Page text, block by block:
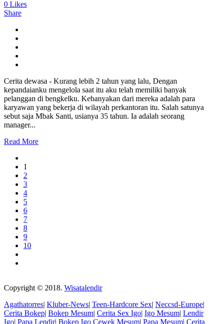
0 Likes
Share
Cerita dewasa - Kurang lebih 2 tahun yang lalu, Dengan
kepandaianku mengelola saat itu aku telah memiliki banyak
pelanggan di bengkelku. Kebanyakan dari mereka adalah para
karyawan yang bekerja di wilayah perkantoran itu. Salah satunya
sebut saja Mbak Santi, usianya 35 tahun. Ia adalah seorang
manager...
Read More
1
2
3
4
5
6
7
8
9
10
Copyright © 2018. Wisatalendir
Agathatorres| Kluber-News| Teen-Hardcore Sex| Neccsd-Europe|
Cerita Bokep| Bokep Mesum| Cerita Sex Igo| Igo Mesum| Lendir
Igo| Papa Lendir| Bokep Igo Cewek Mesum| Papa Mesum| Cerita